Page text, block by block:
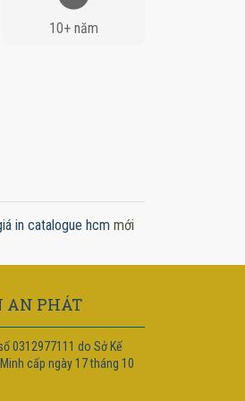
10+ năm
in catalogue hcm mới
AN PHÁT
0312977111 do Sở Kế
cấp ngày 17 tháng 10